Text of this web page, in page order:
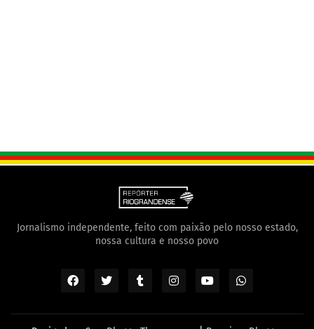
Jornalismo independente, feito com paixão pelo nosso estado,
nossa cultura e nosso povo